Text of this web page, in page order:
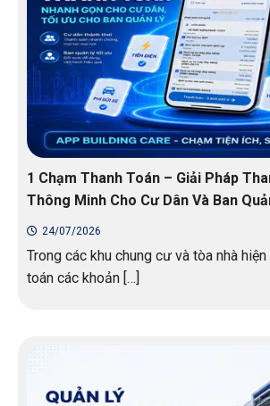
1 Chạm Thanh Toán – Giải Pháp
Thông Minh Cho Cư Dân Và Ban
24/07/2026
Trong các khu chung cư và tòa nhà
toán các khoản […]